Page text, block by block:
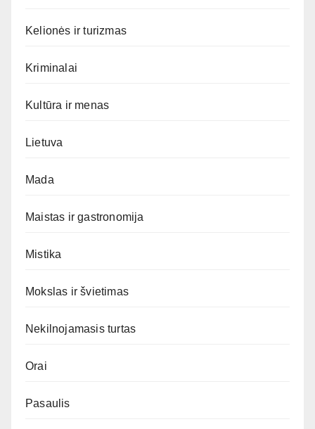
Kelionės ir turizmas
Kriminalai
Kultūra ir menas
Lietuva
Mada
Maistas ir gastronomija
Mistika
Mokslas ir švietimas
Nekilnojamasis turtas
Orai
Pasaulis